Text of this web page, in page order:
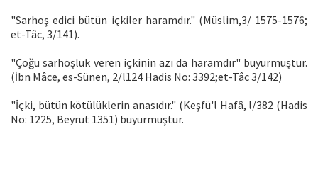
"Sarhoş edici bütün içkiler haramdır." (Müslim,3/ 1575-1576;
et-Tâc, 3/141).
"Çoğu sarhoşluk veren içkinin azı da haramdır" buyurmuştur.
(İbn Mâce, es-Sünen, 2/l124 Hadis No: 3392;et-Tâc 3/142)
"İçki, bütün kötülüklerin anasıdır." (Keşfü'l Hafâ, l/382 (Hadis
No: 1225, Beyrut 1351) buyurmuştur.